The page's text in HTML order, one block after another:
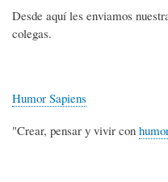
Desde aquí les enviamos
colegas.
Humor Sapiens
"Crear, pensar y vivir con